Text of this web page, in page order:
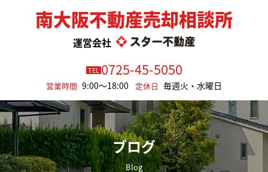
南大阪不動産売却相談所
運営会社
TEL0725-45-5050
営業時間 9:00～18:00 定休日 毎週火・水曜日
ブログ
Blog